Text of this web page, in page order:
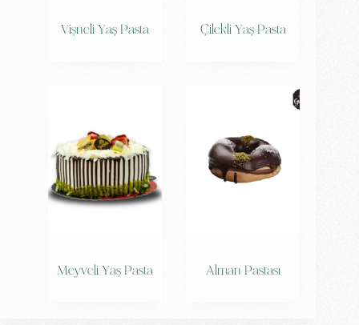
Vişneli Yaş Pasta Çilekli Yaş Pasta
Meyveli Yaş Pasta Alman Pastası